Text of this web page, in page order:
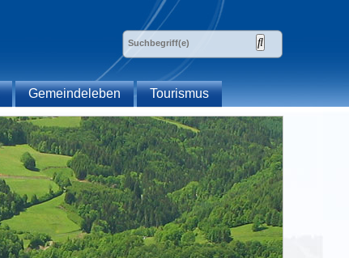
Gemeindeleben
Tourismus